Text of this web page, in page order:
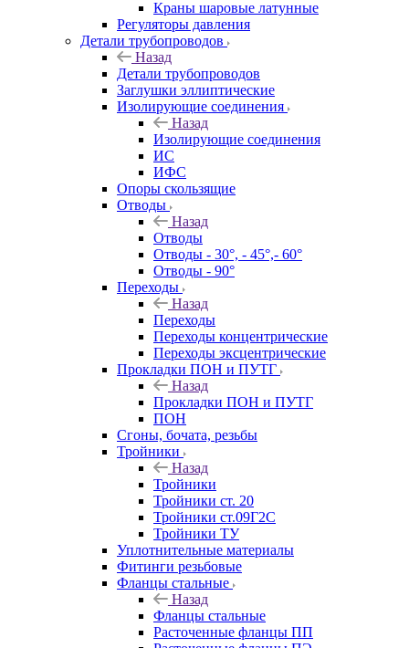
Краны шаровые латунные
Регуляторы давления
Детали трубопроводов
Назад
Детали трубопроводов
Заглушки эллиптические
Изолирующие соединения
Назад
Изолирующие соединения
ИС
ИФС
Опоры скользящие
Отводы
Назад
Отводы
Отводы - 30°, - 45°,- 60°
Отводы - 90°
Переходы
Назад
Переходы
Переходы концентрические
Переходы эксцентрические
Прокладки ПОН и ПУТГ
Назад
Прокладки ПОН и ПУТГ
ПОН
Сгоны, бочата, резьбы
Тройники
Назад
Тройники
Тройники ст. 20
Тройники ст.09Г2С
Тройники ТУ
Уплотнительные материалы
Фитинги резьбовые
Фланцы стальные
Назад
Фланцы стальные
Расточенные фланцы ПП